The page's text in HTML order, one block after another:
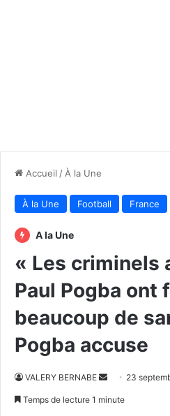
Accueil / À la Une
À la Une Football France
A la Une
« Les criminels
Paul Pogba ont
beaucoup de
Pogba accuse
VALERY BERNABE
Envoyer
23
Temps de lecture 1 minute